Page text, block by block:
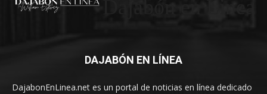
DAJABÓN EN LÍNEA
DajabonEnLinea.net es un portal de noticias en línea dedicado